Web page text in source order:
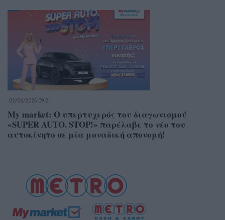
02/06/2025 09:21
My market: Ο υπερτυχερός του διαγωνισμού
«SUPER AUTO. STOP!» παρέλαβε το νέο του
αυτοκίνητο σε μία μοναδική απονομή!